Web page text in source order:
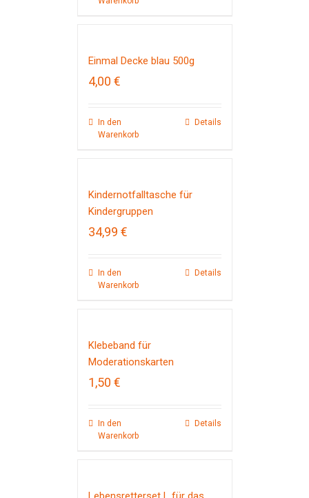
Einmal Decke blau 500g
4,00 €
In den
Warenkorb
Details
Kindernotfalltasche für
Kindergruppen
34,99 €
In den
Warenkorb
Details
Klebeband für
Moderationskarten
1,50 €
In den
Warenkorb
Details